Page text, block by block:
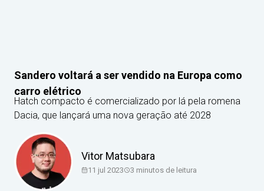
Sandero voltará a ser vendido na Europa como
carro elétrico
Hatch compacto é comercializado por lá pela romena
Dacia, que lançará uma nova geração até 2028
Vitor Matsubara
11 jul 2023 3 minutos de leitura